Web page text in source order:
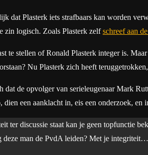
dat Plasterk iets strafbaars kan worden
zin logisch. Zoals Plasterk zelfschreef aan
te stellen of Ronald Plasterk integer is.
Nu Plasterk zich heeft
dat de opvolger van serieleugenaar Mark
dien een aanklacht in, eis een onderzoek, en
ter discussie staat kan je geen topfunctie
deze man de PvdA leiden? Met je integriteit…